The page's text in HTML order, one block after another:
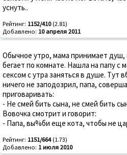
уснуть..
Рейтинг: 1152/410(2.81)
Добавлено: 10 апреля 2011
Обычное утро, мама принимает душ,
бегает по комнате. Нашла на папу с
сексом с утра заняться в душе. Тут
ничего не заподозрил, папа,
приговаривать:
- Не смей бить сына, не смей бить
Вовочка смотрит и говорит:
- Папа, вы%би еще кота, чтобы не
Рейтинг: 1151/664(1.73)
Добавлено: 1 июля 2010